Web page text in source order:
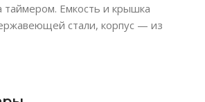
Емкость и крышка
стали, корпус — из